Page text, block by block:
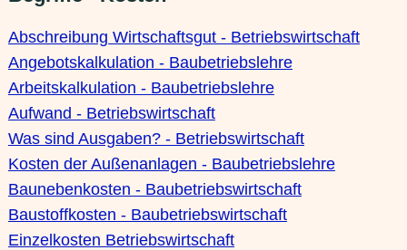
Abschreibung Wirtschaftsgut - Betriebswirtschaft
Angebotskalkulation - Baubetriebslehre
Arbeitskalkulation - Baubetriebslehre
Aufwand - Betriebswirtschaft
Was sind Ausgaben? - Betriebswirtschaft
Kosten der Außenanlagen - Baubetriebslehre
Baunebenkosten - Baubetriebswirtschaft
Baustoffkosten - Baubetriebswirtschaft
Einzelkosten Betriebswirtschaft